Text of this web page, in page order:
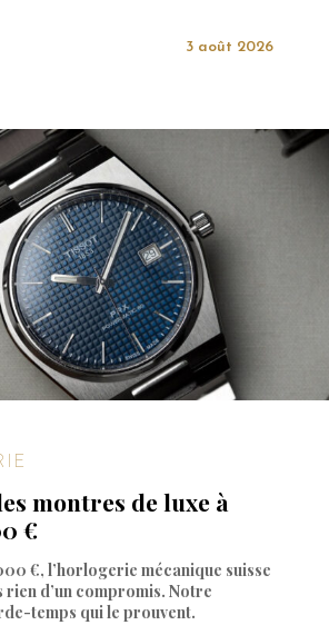
3 août 2026
montres de luxe à
€
€, l’horlogerie mécanique suisse
rien d’un compromis. Notre
temps qui le prouvent.